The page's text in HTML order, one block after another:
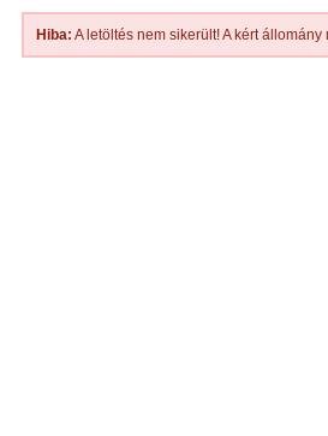
Hiba: A letöltés nem sikerült! A kért állomány